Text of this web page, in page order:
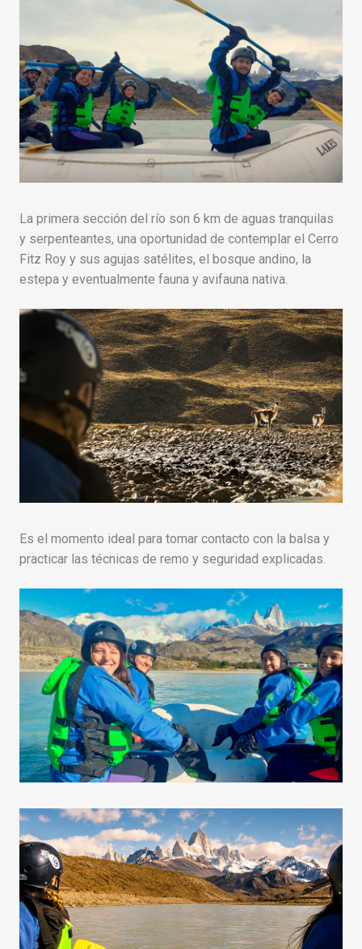
La primera sección del río son 6 km de aguas tranquilas
y serpenteantes, una oportunidad de contemplar el Cerro
Fitz Roy y sus agujas satélites, el bosque andino, la
estepa y eventualmente fauna y avifauna nativa.
Es el momento ideal para tomar contacto con la balsa y
practicar las técnicas de remo y seguridad explicadas.